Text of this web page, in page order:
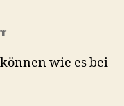
wie es bei